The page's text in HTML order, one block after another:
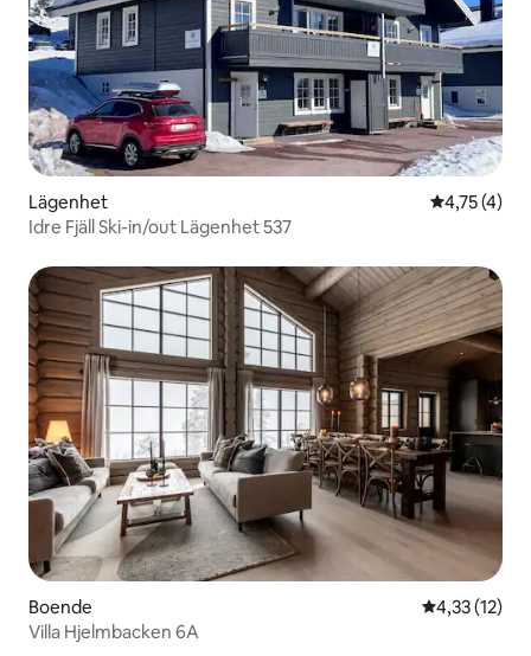
Lägenhet 4,75 av 5 i
4,75 (4)
Idre Fjäll Ski-in/out Lägenhet 537
Boende 4,33 av 5 i
4,33 (12)
Villa Hjelmbacken 6A